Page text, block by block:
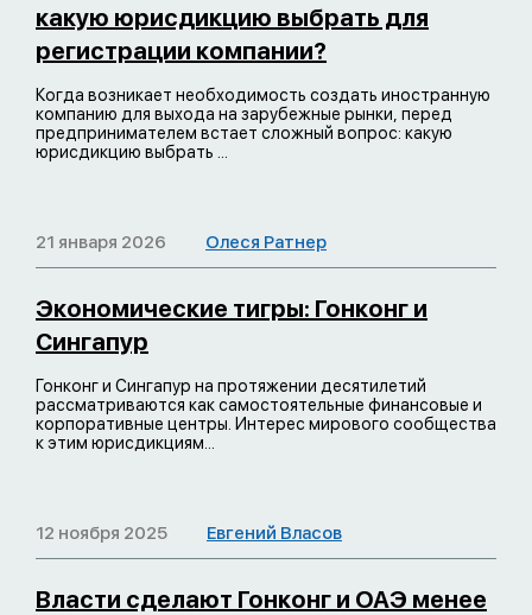
какую юрисдикцию выбрать для
регистрации компании?
Когда возникает необходимость создать иностранную
компанию для выхода на зарубежные рынки, перед
предпринимателем встает сложный вопрос: какую
юрисдикцию выбрать ...
21 января 2026 Олеся Ратнер
Экономические тигры: Гонконг и
Сингапур
Гонконг и Сингапур на протяжении десятилетий
рассматриваются как самостоятельные финансовые и
корпоративные центры. Интерес мирового сообщества
к этим юрисдикциям...
12 ноября 2025 Евгений Власов
Власти сделают Гонконг и ОАЭ менее